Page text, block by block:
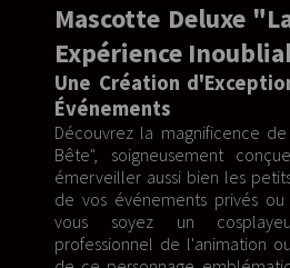
Mascotte Deluxe
Expérience
Une Création
Événements
Découvrez la magnificence
Bête", soigneusement
émerveiller aussi bien les
de vos événements privés ou
vous soyez un
professionnel de l'animation